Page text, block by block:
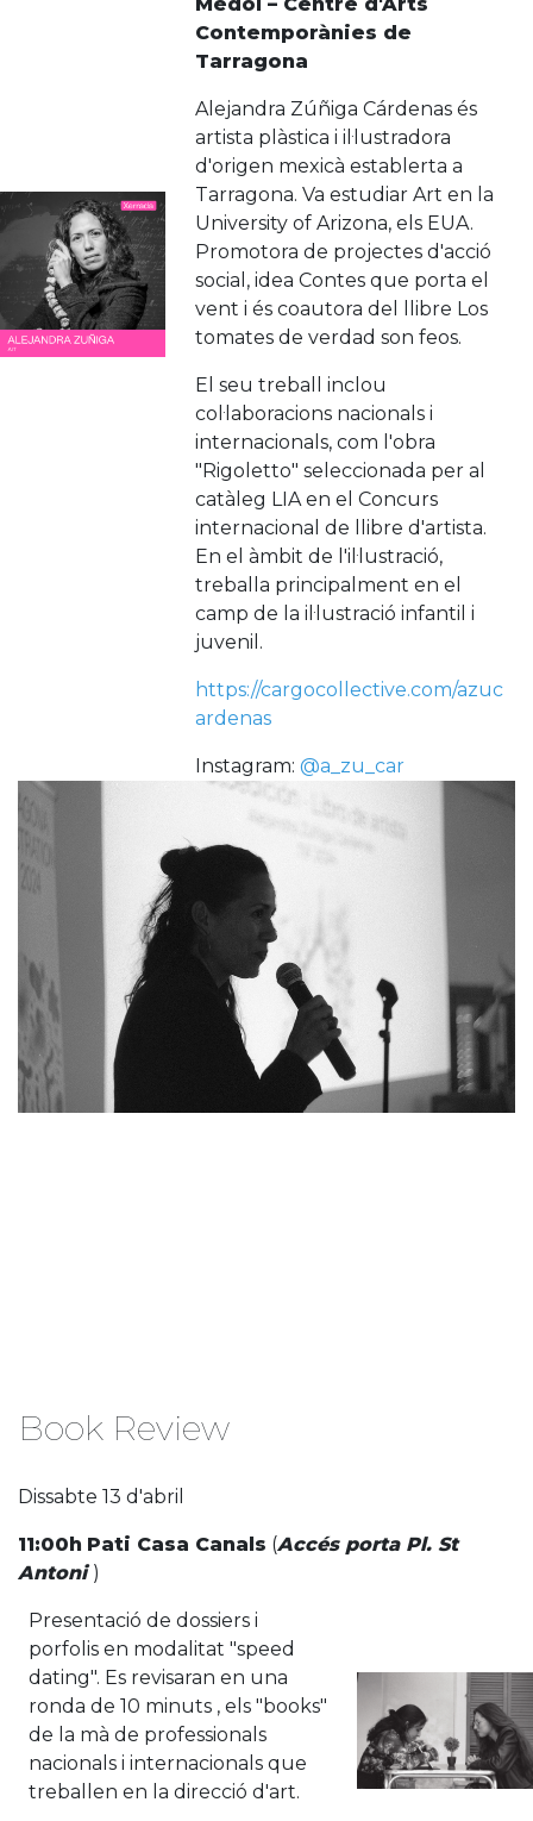
Contemporànies de
Tarragona
Alejandra Zúñiga Cárdenas és
artista plàstica i il·lustradora
d'origen mexicà establerta a
Tarragona. Va estudiar Art en la
University of Arizona, els EUA.
Promotora de projectes d'acció
social, idea Contes que porta el
vent i és coautora del llibre Los
tomates de verdad son feos.
El seu treball inclou
col·laboracions nacionals i
internacionals, com l'obra
"Rigoletto" seleccionada per al
catàleg LIA en el Concurs
internacional de llibre d'artista.
En el àmbit de l'il·lustració,
treballa principalment en el
camp de la il·lustració infantil i
juvenil.
https://cargocollective.com/azuc
ardenas
Instagram: @a_zu_car
Book Review
Dissabte 13 d'abril
11:00h Pati Casa Canals (Accés porta Pl. St
Antoni)
Presentació de dossiers i
porfolis en modalitat "speed
dating". Es revisaran en una
ronda de 10 minuts , els "books"
de la mà de professionals
nacionals i internacionals que
treballen en la direcció d'art.